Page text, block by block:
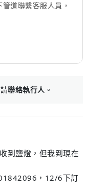
道聯繫客服人員，
聯絡執行人 。
到鹽燈，但我到現在
，12/6下訂